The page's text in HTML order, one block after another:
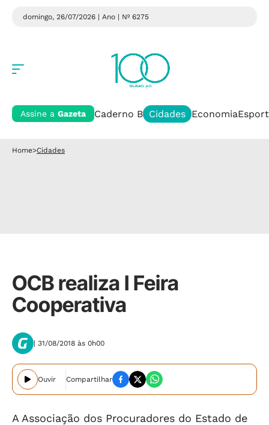
domingo, 26/07/2026 | Ano | Nº 6275
Assine a Gazeta Caderno B Cidades Economia
Home>Cidades
OCB realiza I Feira
Cooperativa
| 31/08/2018 às 0h00
Ouvir Compartilhar
A Associação dos Procuradores do Estado de